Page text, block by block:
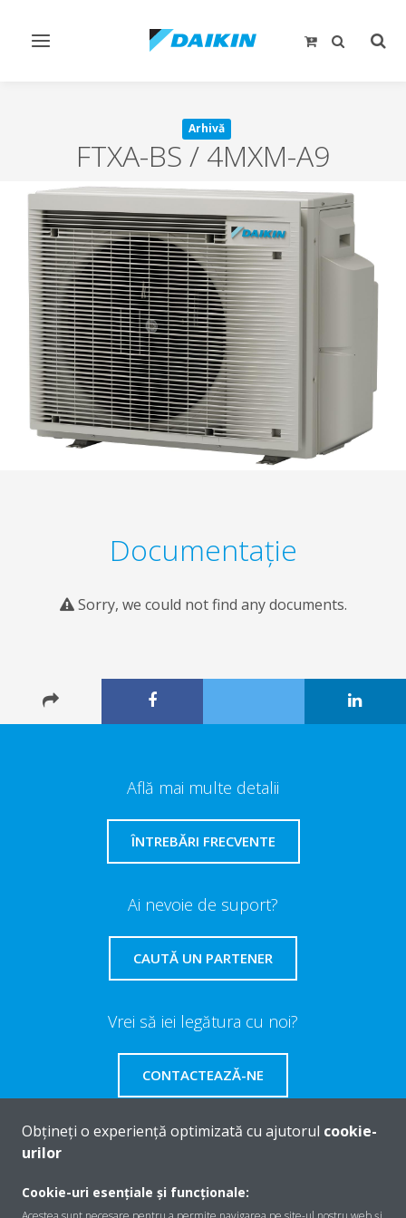
Comutare
Arhivă
FTXA-BS / 4MXM-A9
Documentaţie
Sorry, we could not find any documents.
Află mai multe detalii
ÎNTREBĂRI FRECVENTE
Ai nevoie de suport?
CAUTĂ UN PARTENER
Vrei să iei legătura cu noi?
CONTACTEAZĂ-NE
Despre Daikin
Obțineți o experiență optimizată cu ajutorul cookie-
urilor
Cookie-uri esențiale și funcționale: